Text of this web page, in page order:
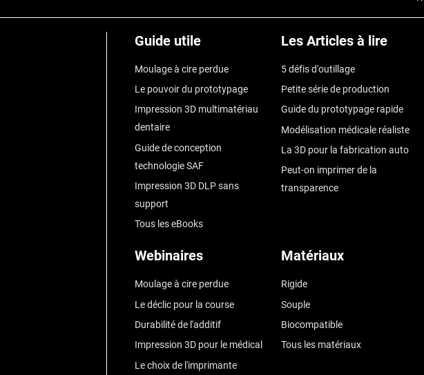
Guide utile
Moulage à cire perdue
Le pouvoir du prototypage
Impression 3D multimatériau
dentaire
Guide de conception
technologie SAF
Impression 3D DLP sans
support
Tous les eBooks
Les Articles à lire
5 défis d'outillage
Petite série de production
Guide du prototypage rapide
Modélisation médicale réaliste
La 3D pour la fabrication auto
Peut-on imprimer de la
transparence
Webinaires
Moulage à cire perdue
Le déclic pour la course
Durabilité de l'additif
Impression 3D pour le médical
Le choix de l'imprimante
Matériaux
Rigide
Souple
Biocompatible
Tous les matériaux